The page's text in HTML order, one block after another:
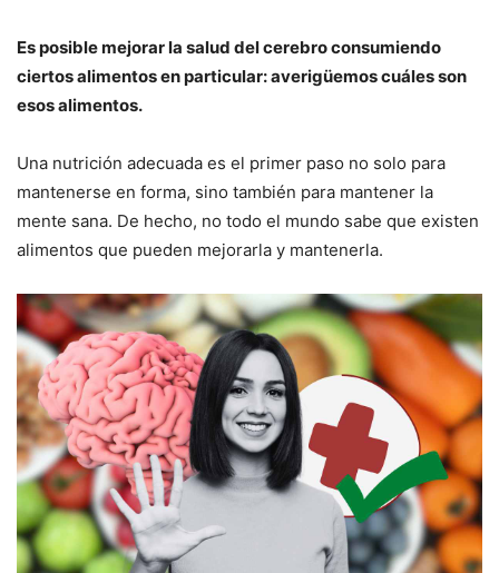
Es posible mejorar la salud del cerebro consumiendo
ciertos alimentos en particular: averigüemos cuáles son
esos alimentos.
Una nutrición adecuada es el primer paso no solo para
mantenerse en forma, sino también para mantener la
mente sana. De hecho, no todo el mundo sabe que existen
alimentos que pueden mejorarla y mantenerla.